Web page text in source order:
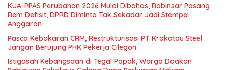
KUA-PPAS Perubahan 2026 Mulai Dibahas, Robinsar Pasang
Rem Defisit, DPRD Diminta Tak Sekadar Jadi Stempel
Anggaran
Pasca Kebakaran CRM, Restrukturisasi PT Krakatau Steel
Jangan Berujung PHK Pekerja Cilegon
Istigasah Kebangsaan di Tegal Papak, Warga Doakan